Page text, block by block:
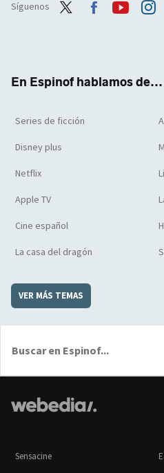
Síguenos
En Espinof hablamos de...
Series de ficción
Disney plus
Netflix
Apple TV
Cine español
La casa del dragón
VER MÁS TEMAS
Sensacine